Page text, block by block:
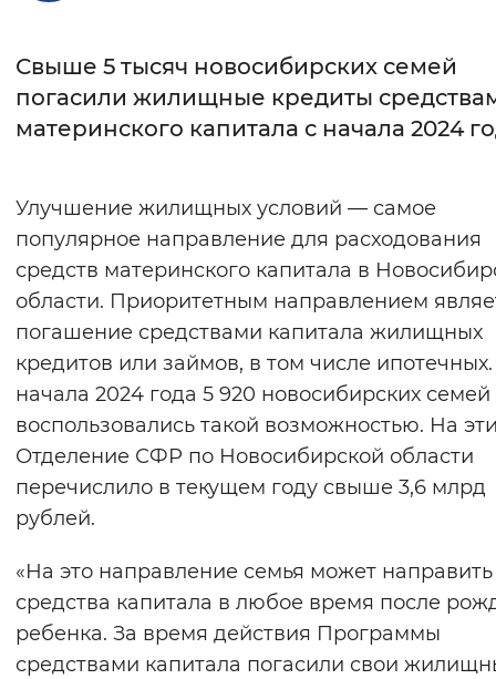
Цвет сайта
Монохромный
Синий фон
Изображения
Включены Выключены
Звуковой ассистент
Вернуть стандартные настройки
Свыше 5 тысяч новосибирских семей
погасили жилищные кредиты
материнского капитала с начала 2024
Улучшение жилищных условий — самое
популярное направление для расходования
средств материнского капитала в
области. Приоритетным направлением
погашение средствами капитала жилищных
кредитов или займов, в том числе
начала 2024 года 5 920 новосибирских семей
воспользовались такой возможностью. На
Отделение СФР по Новосибирской области
перечислило в текущем году свыше 3,6 млрд
рублей.
«На это направление семья может направить
средства капитала в любое время после
ребенка. За время действия Программы
средствами капитала погасили свои